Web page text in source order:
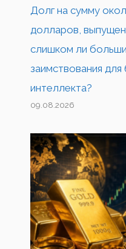
Долг на сумму
долларов,
слишком ли
заимствования для
интеллекта?
09.08.2026